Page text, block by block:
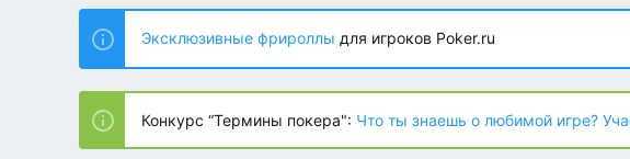
т
о
р
т
е
м
ы
т
н
а
ч
л
а
Эксклюзивные фрироллы для игроков Poker.ru
Конкурс “Термины покера": Что ты знаешь о любимой игре?